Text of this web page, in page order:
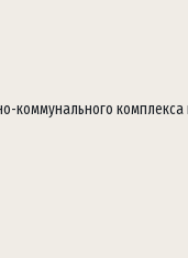
комплекса